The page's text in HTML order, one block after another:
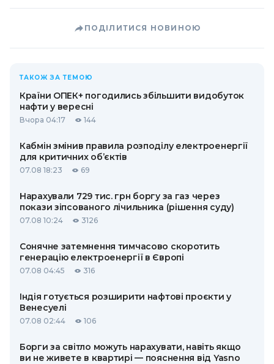
ПОДІЛИТИСЯ НОВИНОЮ
ТАКОЖ ЗА ТЕМОЮ
Країни ОПЕК+ погодились збільшити видобуток
нафти у вересні
Вчора 04:17 144
Кабмін змінив правила розподілу електроенергії
для критичних об’єктів
07.08 18:23 69
Нарахували 729 тис. грн боргу за газ через
покази зіпсованого лічильника (рішення суду)
07.08 10:24 3126
Сонячне затемнення тимчасово скоротить
генерацію електроенергії в Європі
07.08 04:45 316
Індія готується розширити нафтові проєкти у
Венесуелі
07.08 02:44 106
Борги за світло можуть нарахувати, навіть якщо
ви не живете в квартирі — пояснення від Yasno